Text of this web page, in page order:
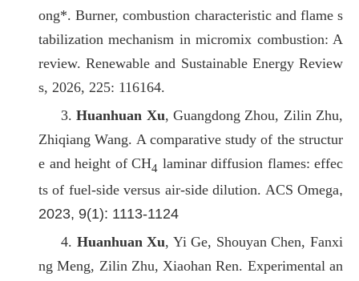
ong*. Burner, combustion characteristic and flame s
tabilization mechanism in micromix combustion: A
review. Renewable and Sustainable Energy Review
s, 2026, 225: 116164.
3.Huanhuan Xu, Guangdong Zhou, Zilin Zhu,
Zhiqiang Wang. A comparative study of the structur
e and height of CH4 laminar diffusion flames: effec
ts of fuel-side versus air-side dilution. ACS Omega,
2023, 9(1): 1113-1124
4. Huanhuan Xu, Yi Ge, Shouyan Chen, Fanxi
ng Meng, Zilin Zhu, Xiaohan Ren. Experimental an